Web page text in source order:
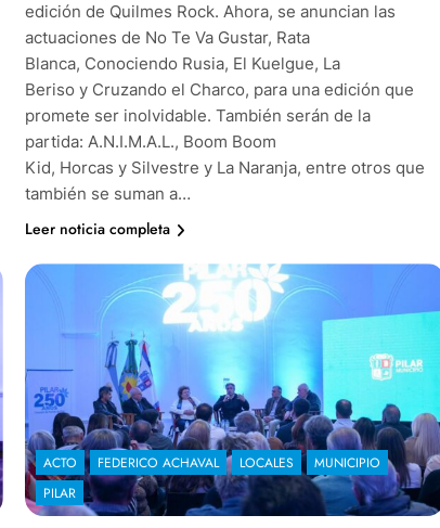
edición de Quilmes Rock. Ahora, se anuncian las
actuaciones de No Te Va Gustar, Rata
Blanca, Conociendo Rusia, El Kuelgue, La
Beriso y Cruzando el Charco, para una edición que
promete ser inolvidable. También serán de la
partida: A.N.I.M.A.L., Boom Boom
Kid, Horcas y Silvestre y La Naranja, entre otros que
también se suman a…
Leer noticia completa
ACTO FEDERICO ACHAVAL LOCALES
MUNICIPIO
PILAR